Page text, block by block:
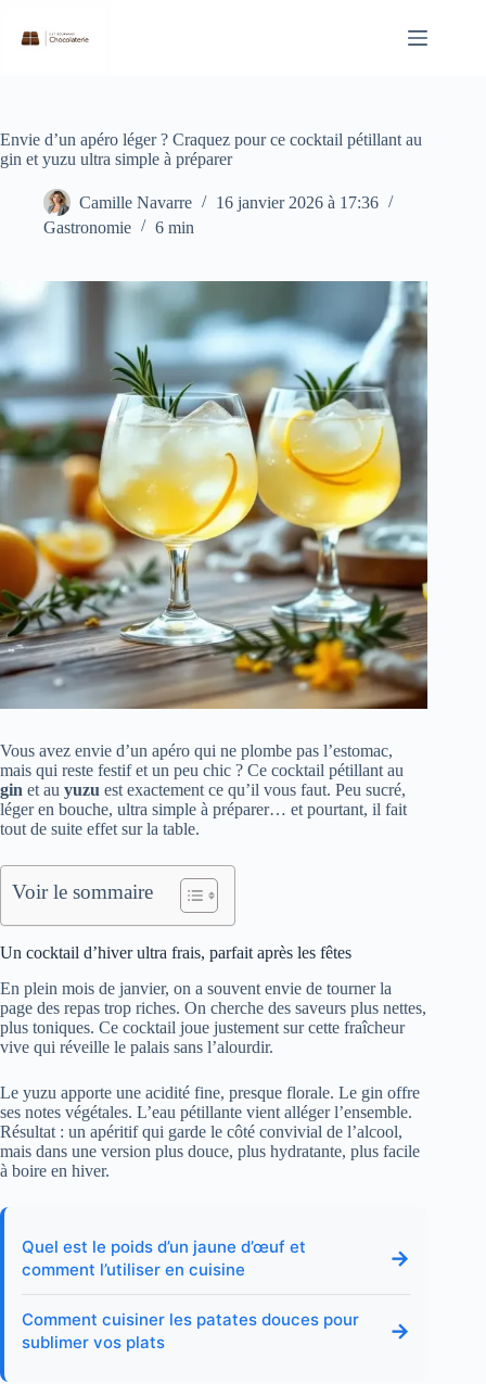
contenu
Envie d’un apéro léger ? Craquez pour ce cocktail pétillant au
gin et yuzu ultra simple à préparer
Camille Navarre
16 janvier 2026 à 17:36
Gastronomie
6 min
Vous avez envie d’un apéro qui ne plombe pas l’estomac,
mais qui reste festif et un peu chic ? Ce cocktail pétillant au
gin et au yuzu est exactement ce qu’il vous faut. Peu sucré,
léger en bouche, ultra simple à préparer… et pourtant, il fait
tout de suite effet sur la table.
Voir le sommaire
Un cocktail d’hiver ultra frais, parfait après les fêtes
En plein mois de janvier, on a souvent envie de tourner la
page des repas trop riches. On cherche des saveurs plus nettes,
plus toniques. Ce cocktail joue justement sur cette fraîcheur
vive qui réveille le palais sans l’alourdir.
Le yuzu apporte une acidité fine, presque florale. Le gin offre
ses notes végétales. L’eau pétillante vient alléger l’ensemble.
Résultat : un apéritif qui garde le côté convivial de l’alcool,
mais dans une version plus douce, plus hydratante, plus facile
à boire en hiver.
Quel est le poids d’un jaune d’œuf et
comment l’utiliser en cuisine
→
Comment cuisiner les patates douces pour
sublimer vos plats
→